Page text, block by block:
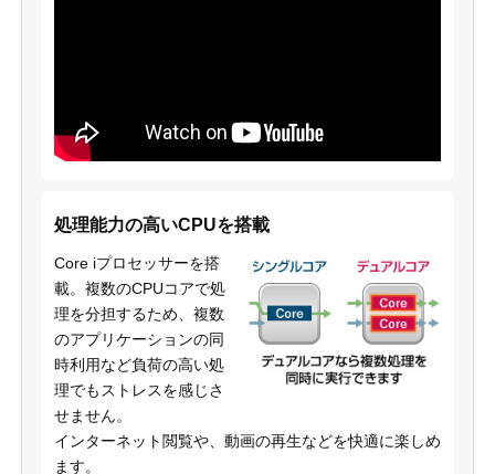
処理能力の高いCPUを搭載
Core iプロセッサーを搭
載。複数のCPUコアで処
理を分担するため、複数
のアプリケーションの同
時利用など負荷の高い処
理でもストレスを感じさ
せません。
インターネット閲覧や、動画の再生などを快適に楽しめ
ます。